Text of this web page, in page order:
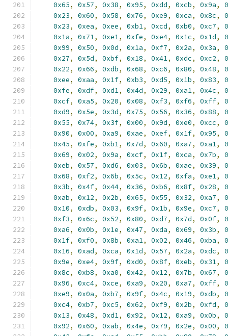
0x65, 0x57, 0x38, 0x95, 0xdd, 0xcb, 0x9a,
0x23, 0x60, 0x58, 0x76, 0xe9, 0xca, 0x8c,
0x23, 0xea, 0xee, 0xb1, 0xcd, 0xb0, 0xc7,
0x1a, 0x71, 0xe1, 0xfe, 0xe4, 0x1c, 0x1d,
0x99, 0x50, 0x0d, 0x1a, 0xf7, 0x2a, 0x3a,
0x27, 0x5d, 0xbf, 0x18, 0x41, 0xdc, 0xc2,
0x22, 0x66, 0xdb, 0x68, 0xc6, 0x80, 0x48,
0xee, 0xaa, 0x1f, 0xb3, 0xd5, 0x1b, 0x83,
0xfe, 0xdf, 0xd1, 0x4d, 0x29, 0xa1, 0x4c,
0xcf, 0xa5, 0x20, 0x08, 0xf3, 0xf6, 0xff,
0xd9, 0x5e, 0x3d, 0x75, 0x56, 0x36, 0x88,
0x55, 0x74, 0x3f, 0x00, 0x9d, 0xe0, 0xcc,
0x90, 0x00, 0xa9, 0xae, 0xef, 0x1f, 0x95,
0x45, 0xfe, 0xb1, 0x7d, 0x60, 0xa7, 0xa1,
0x69, 0x02, 0x9a, 0xcf, 0x1f, 0xca, 0x7b,
0xeb, 0x57, 0xd6, 0x03, 0x6b, 0xae, 0x39,
0x68, 0xf2, 0x6b, 0x5c, 0x12, 0xfa, 0xe1,
0x3b, 0x4f, 0x44, 0x36, 0xb6, 0x8f, 0x28,
0xab, 0x12, 0x2b, 0x65, 0x55, 0x32, 0xa7,
0x10, 0xdb, 0x03, 0x9f, 0x1b, 0x9e, 0xc7,
0xf3, 0x6c, 0x52, 0x80, 0xd7, 0x7d, 0x0f,
0xa6, 0x0b, 0x1e, 0x47, 0xda, 0x69, 0x3b,
0x1f, 0xf0, 0x8b, 0xa1, 0x02, 0x46, 0xba,
0x16, 0xad, 0xca, 0x1d, 0x57, 0x2a, 0xdc,
0x9e, 0xe4, 0x9f, 0xd0, 0x8f, 0xeb, 0x31,
0x8c, 0xb8, 0xa0, 0x42, 0x12, 0x7b, 0x67,
0x96, 0xc4, 0xce, 0xa9, 0x20, 0xa7, 0xff,
0xe9, 0x0a, 0xb7, 0x9f, 0x4c, 0x19, 0xdb,
0xc4, 0xb7, 0xc5, 0x62, 0xf9, 0x2b, 0xfd,
0x13, 0x48, 0xd1, 0x92, 0x12, 0xa9, 0x0b,
0x92, 0x60, 0xab, 0x4e, 0x79, 0x2e, 0x00,